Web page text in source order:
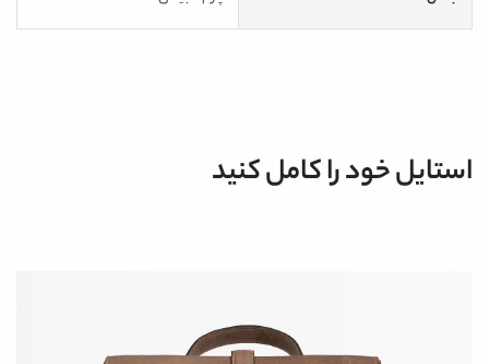
استایل خود را کامل کنید